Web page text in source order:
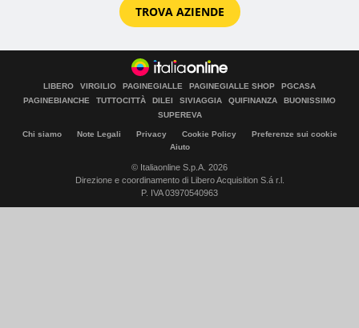
TROVA AZIENDE
LIBERO VIRGILIO PAGINEGIALLE PAGINEGIALLE SHOP
PGCASA
PAGINEBIANCHE
TUTTOCITTÀ DILEI SIVIAGGIA QUIFINANZA
BUONISSIMO
SUPEREVA
Chi siamo Note Legali Privacy Cookie Policy
Preferenze sui cookie
Aiuto
© Italiaonline S.p.A. 2026
Direzione e coordinamento di Libero Acquisition S.á r.l.
P. IVA 03970540963